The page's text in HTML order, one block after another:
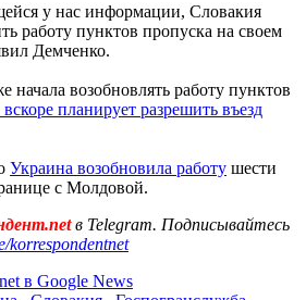
у нас информации, Словакия
работу пунктов пропуска на своем
Демченко.
возобновлять работу пунктов
вскоре планирует разрешить въезд
Украина возобновила работу шести
с Молдовой.
в Telegram. Подписывайтесь
korrespondentnet
в Google News